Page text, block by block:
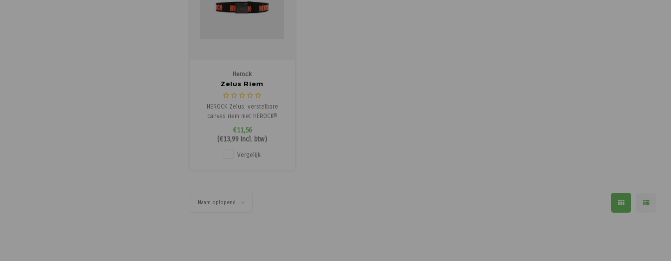
Herock
Zelus Riem
HEROCK Zelus: verstelbare
canvas riem met HEROCK®
print, nickelvrije gesp en
handige geïntegreerde
flesopener. Robuust en stijlvol.
€11,56
(€13,99 Incl. btw)
Vergelijk
Naam oplopend